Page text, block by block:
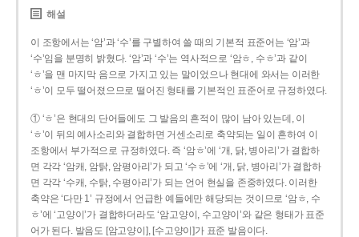
해설
이 조항에서는 ‘암’과 ‘수’를 구별하여 쓸 때의 기본적 표준어는 ‘암’과
‘수’임을 분명히 밝혔다. ‘암’과 ‘수’는 역사적으로 ‘암ㅎ, 수ㅎ’과 같이
‘ㅎ’을 맨 마지막 음으로 가지고 있는 말이었으나 현대에 와서는 이러한
‘ㅎ’이 모두 떨어졌으므로 떨어진 형태를 기본적인 표준어로 규정하였다.
① ‘ㅎ’은 현대의 단어들에도 그 발음의 흔적이 많이 남아 있는데, 이
‘ㅎ’이 뒤의 예사소리와 결합하면 거센소리로 축약되는 일이 흔하여 이
조항에서 부가적으로 규정하였다. 즉 ‘암ㅎ’에 ‘개, 닭, 병아리’가 결합하
면 각각 ‘암캐, 암탉, 암평아리’가 되고 ‘수ㅎ’에 ‘개, 닭, 병아리’가 결합하
면 각각 ‘수캐, 수탉, 수평아리’가 되는 언어 현실을 존중하였다. 이러한
축약은 ‘다만 1’ 규정에서 언급한 예들에만 해당되는 것이므로 ‘암ㅎ, 수
ㅎ’에 ‘고양이’가 결합하더라도 ‘암고양이, 수고양이’와 같은 형태가 표준
어가 된다. 발음도 [암고양이], [수고양이]가 표준 발음이다.